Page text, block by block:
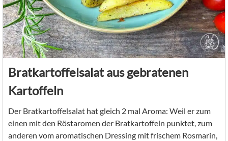
Bratkartoffelsalat aus gebratenen
Kartoffeln
Der Bratkartoffelsalat hat gleich 2 mal Aroma: Weil er zum
einen mit den Röstaromen der Bratkartoffeln punktet, zum
anderen vom aromatischen Dressing mit frischem Rosmarin,